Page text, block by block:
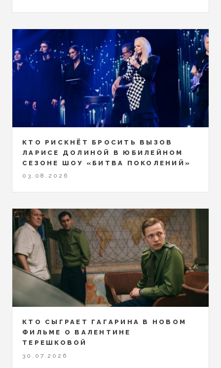
КТО РИСКНЁТ БРОСИТЬ ВЫЗОВ
ЛАРИСЕ ДОЛИНОЙ В ЮБИЛЕЙНОМ
СЕЗОНЕ ШОУ «БИТВА ПОКОЛЕНИЙ»
03.08.2026
КТО СЫГРАЕТ ГАГАРИНА В НОВОМ
ФИЛЬМЕ О ВАЛЕНТИНЕ
ТЕРЕШКОВОЙ
30.07.2026